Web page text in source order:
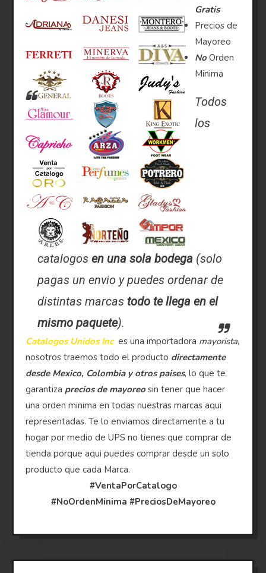
Gratis
Precios de
Mayoreo
No Orden
Minima
Todos
los
catalogosen una sola bodega (solo
pagas un envio y puedes ordenar de
distintas marcas todo te llega en el
mismo paquete).
Catalogos Unidos Inc es una importadora mayorista,
nosotros traemos todo el producto directamente
desde Mexico, Colombia y otros paises, lo que te
garantiza precios de mayoreo sin tener que hacer
una orden minima en todas nuestras marcas aqui
representadas. Te lo enviamos directamente a tu
hogar por medio de UPS no tienes que comprar de
tienda porque aqui puedes comprar desde un solo
producto que cada Marca.
#VentaPorCatalogo
#NoOrdenMinima #PreciosDeMayoreo